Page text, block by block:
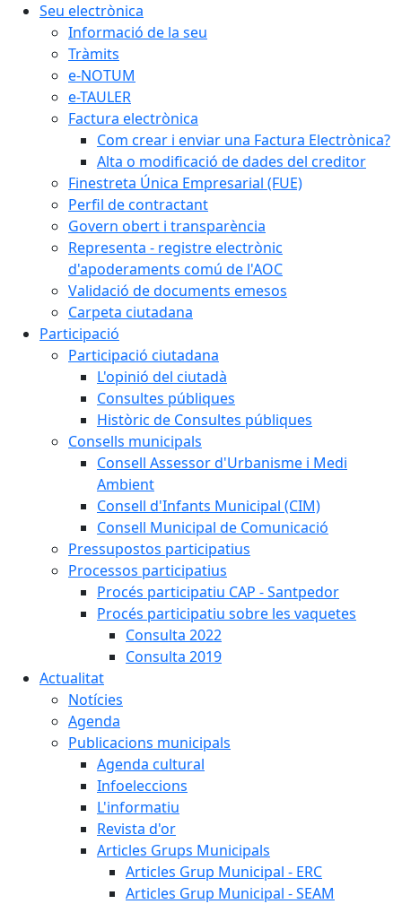
Seu electrònica
Informació de la seu
Tràmits
e-NOTUM
e-TAULER
Factura electrònica
Com crear i enviar una Factura Electrònica?
Alta o modificació de dades del creditor
Finestreta Única Empresarial (FUE)
Perfil de contractant
Govern obert i transparència
Representa - registre electrònic
d'apoderaments comú de l'AOC
Validació de documents emesos
Carpeta ciutadana
Participació
Participació ciutadana
L'opinió del ciutadà
Consultes públiques
Històric de Consultes públiques
Consells municipals
Consell Assessor d'Urbanisme i Medi
Ambient
Consell d'Infants Municipal (CIM)
Consell Municipal de Comunicació
Pressupostos participatius
Processos participatius
Procés participatiu CAP - Santpedor
Procés participatiu sobre les vaquetes
Consulta 2022
Consulta 2019
Actualitat
Notícies
Agenda
Publicacions municipals
Agenda cultural
Infoeleccions
L'informatiu
Revista d'or
Articles Grups Municipals
Articles Grup Municipal - ERC
Articles Grup Municipal - SEAM